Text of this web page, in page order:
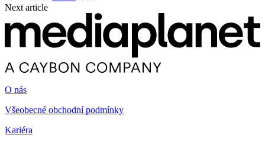
Next article
O nás
Všeobecné obchodní podmínky
Kariéra